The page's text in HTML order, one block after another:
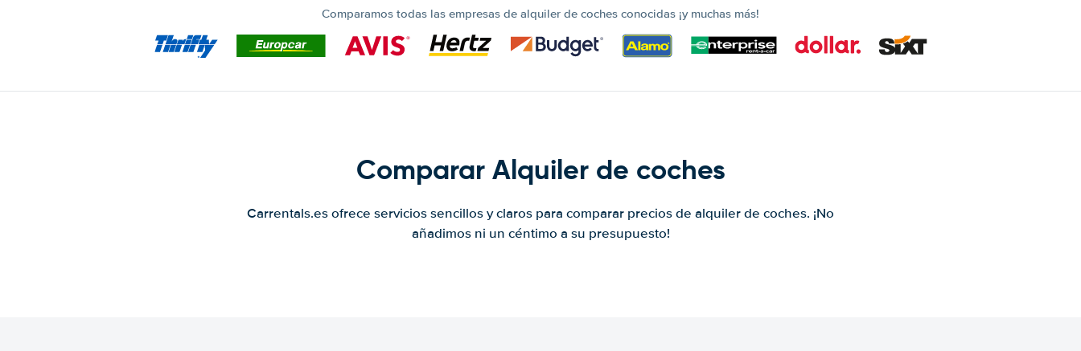
Comparamos todas las empresas de alquiler de coches conocidas ¡y muchas más!
Comparar Alquiler de coches
Carrentals.es ofrece servicios sencillos y claros para comparar precios de alquiler de coches. ¡No
añadimos ni un céntimo a su presupuesto!